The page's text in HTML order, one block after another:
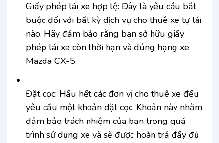
Giấy phép lái xe hợp lệ: Đây là yêu cầu bắt
buộc đối với bất kỳ dịch vụ cho thuê xe tự lái
nào. Hãy đảm bảo rằng bạn sở hữu giấy
phép lái xe còn thời hạn và đúng hạng xe
Mazda CX-5.
Đặt cọc: Hầu hết các đơn vị cho thuê xe đều
yêu cầu một khoản đặt cọc. Khoản này nhằm
đảm bảo trách nhiệm của bạn trong quá
trình sử dụng xe và sẽ được hoàn trả đầy đủ